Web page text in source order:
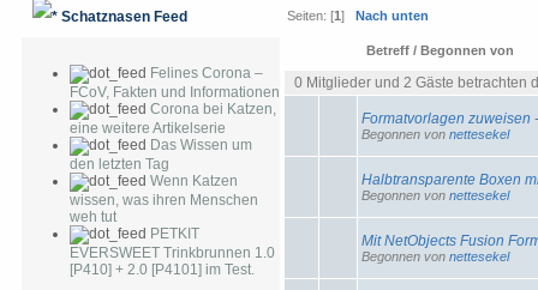
Schatznasen Feed
Felines Corona –
FCoV, Fakten und Informationen
Corona bei Katzen,
eine weitere Artikelserie
Das Wissen um
den letzten Tag
Wenn Katzen
wissen, was ihren Menschen
weh tut
PETKIT
EVERSWEET Trinkbrunnen 1.0
[P410] + 2.0 [P4101] im Test.
Seiten: [1] Nach unten
Betreff/ Begonnen von
0 Mitglieder und 2 Gäste betrachten
Formatvorlagen zuweisen
Begonnen von nettesekel
Halbtransparente Boxen
Begonnen von nettesekel
Mit NetObjects Fusion
Begonnen von nettesekel